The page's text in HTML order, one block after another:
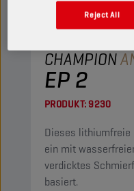
CHAMPION
EP 2
PRODUKT:9230
Dieses
ein mit
verdicktes
basiert.
Reject All